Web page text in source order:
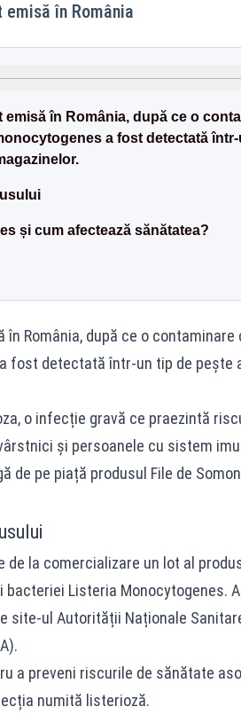
în România
emisă în România, după ce o
a fost detectată
și cum afectează sănătatea?
România, după ce o contaminare
fost detectată într-un tip de pește
o infecție gravă ce praezintă
și persoanele cu sistem
de pe piață produsul File de
de la comercializare un lot al
bacteriei Listeria Monocytogenes.
site-ul Autorității Naționale
a preveni riscurile de sănătate
numită listerioză.